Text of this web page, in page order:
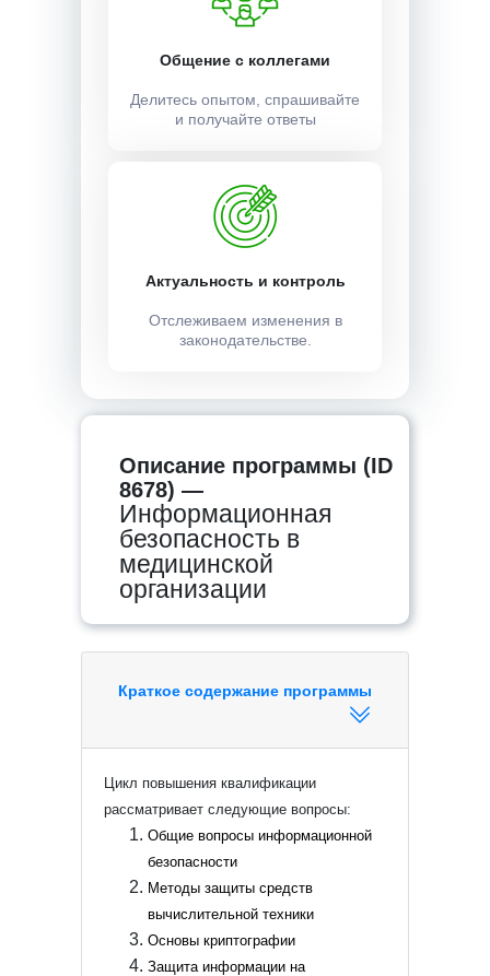
Общение с коллегами
Делитесь опытом, спрашивайте
и получайте ответы
Актуальность и контроль
Отслеживаем изменения в
законодательстве.
Описание программы (ID
8678) —
Информационная
безопасность в
медицинской
организации
Краткое содержание программы
Цикл повышения квалификации
рассматривает следующие вопросы:
Общие вопросы информационной
безопасности
Методы защиты средств
вычислительной техники
Основы криптографии
Защита информации на